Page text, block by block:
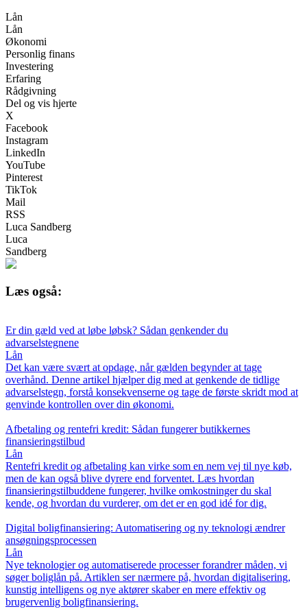
Lån
Lån
Økonomi
Personlig finans
Investering
Erfaring
Rådgivning
Del og vis hjerte
X
Facebook
Instagram
LinkedIn
YouTube
Pinterest
TikTok
Mail
RSS
Luca Sandberg
Luca
Sandberg
Læs også:
Er din gæld ved at løbe løbsk? Sådan genkender du
advarselstegnene
Lån
Det kan være svært at opdage, når gælden begynder at tage
overhånd. Denne artikel hjælper dig med at genkende de tidlige
advarselstegn, forstå konsekvenserne og tage de første skridt mod at
genvinde kontrollen over din økonomi.
Afbetaling og rentefri kredit: Sådan fungerer butikkernes
finansieringstilbud
Lån
Rentefri kredit og afbetaling kan virke som en nem vej til nye køb,
men de kan også blive dyrere end forventet. Læs hvordan
finansieringstilbuddene fungerer, hvilke omkostninger du skal
kende, og hvordan du vurderer, om det er en god idé for dig.
Digital boligfinansiering: Automatisering og ny teknologi ændrer
ansøgningsprocessen
Lån
Nye teknologier og automatiserede processer forandrer måden, vi
søger boliglån på. Artiklen ser nærmere på, hvordan digitalisering,
kunstig intelligens og nye aktører skaber en mere effektiv og
brugervenlig boligfinansiering.